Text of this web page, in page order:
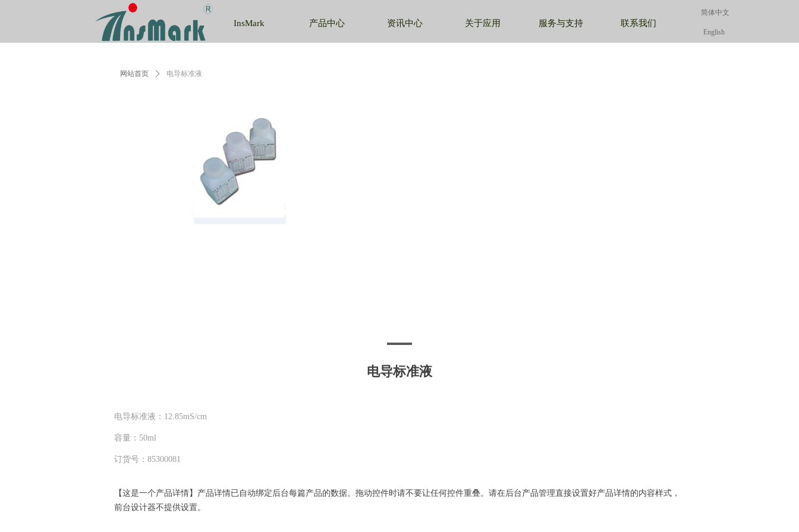
简体中文
简体中文
English
InsMark 产品中心 资讯中心 关于应用 服务与支持 联系我们
简体中文
English
网站首页 ꄲ 电导标准液
电导标准液
电导标准液：12.85mS/cm
容量：50ml
订货号：85300081
【这是一个产品详情】产品详情已自动绑定后台每篇产品的数据。拖动控件时请不要让任何控件重叠。请在后台产品管理直接设置好产品详情的内容样式，
前台设计器不提供设置。